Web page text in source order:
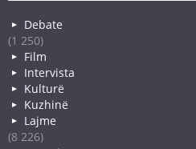
Debate
(1 250)
Film
Intervista
Kulturë
Kuzhinë
Lajme
(8 226)